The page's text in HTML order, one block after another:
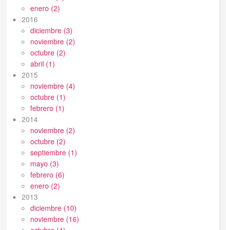
enero (2)
2016
diciembre (3)
noviembre (2)
octubre (2)
abril (1)
2015
noviembre (4)
octubre (1)
febrero (1)
2014
noviembre (2)
octubre (2)
septiembre (1)
mayo (3)
febrero (6)
enero (2)
2013
diciembre (10)
noviembre (16)